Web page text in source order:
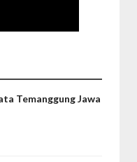
Temanggung Jawa